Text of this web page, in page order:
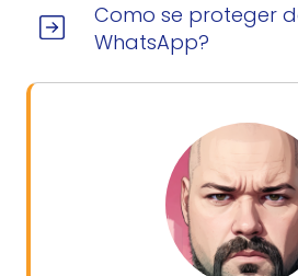
Como se proteger
WhatsApp?